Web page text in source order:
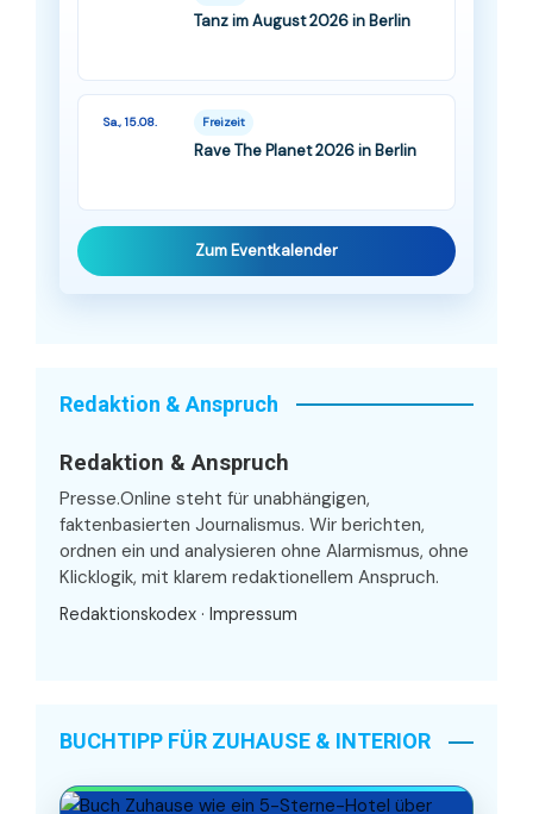
Tanz im August 2026 in Berlin
Sa., 15.08. Freizeit
Rave The Planet 2026 in Berlin
Zum Eventkalender
Redaktion & Anspruch
Redaktion & Anspruch
Presse.Online steht für unabhängigen,
faktenbasierten Journalismus. Wir berichten,
ordnen ein und analysieren ohne Alarmismus, ohne
Klicklogik, mit klarem redaktionellem Anspruch.
Redaktionskodex · Impressum
BUCHTIPP FÜR ZUHAUSE & INTERIOR